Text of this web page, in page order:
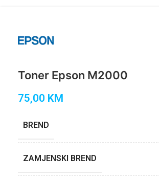
Toner Epson M2000
75,00 KM
BREND
ZAMJENSKI BREND